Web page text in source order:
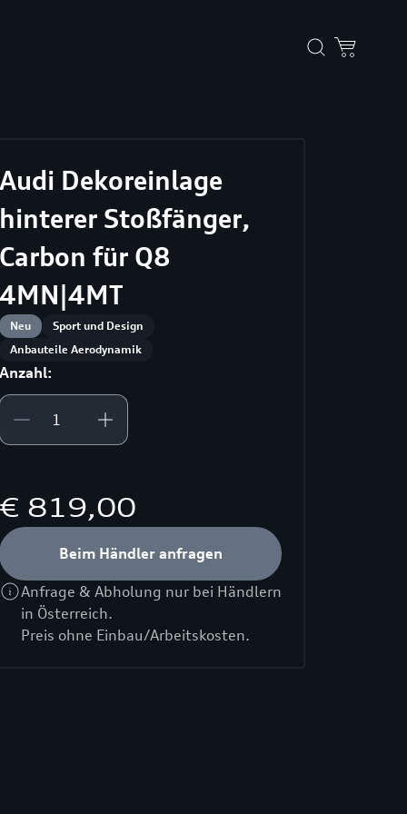
Dekoreinlage
Stoßfänger,
für Q8
Neu
Sport und Design
Anbauteile Aerodynamik
819,00
Beim Händler anfragen
Anfrage & Abholung nur bei Händlern
in Österreich.
Preis ohne Einbau/Arbeitskosten.